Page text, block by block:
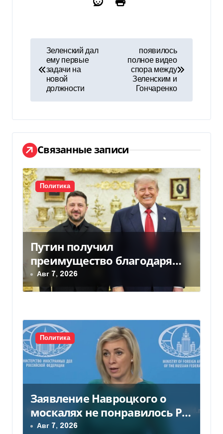
г
а
ц
и
я
п
о
з
а
и
с
я
м
Зеленский дал
ему первые
задачи на
новой
должности
появилось
полное видео
спора между
Зеленским и
Гончаренко
Связанные записи
Политика
Путин получил
преимущество благодаря
действиям США
Авг 7, 2026
Политика
Заявление Навроцкого о
москалях не понравилось РФ
— видео
Авг 7, 2026